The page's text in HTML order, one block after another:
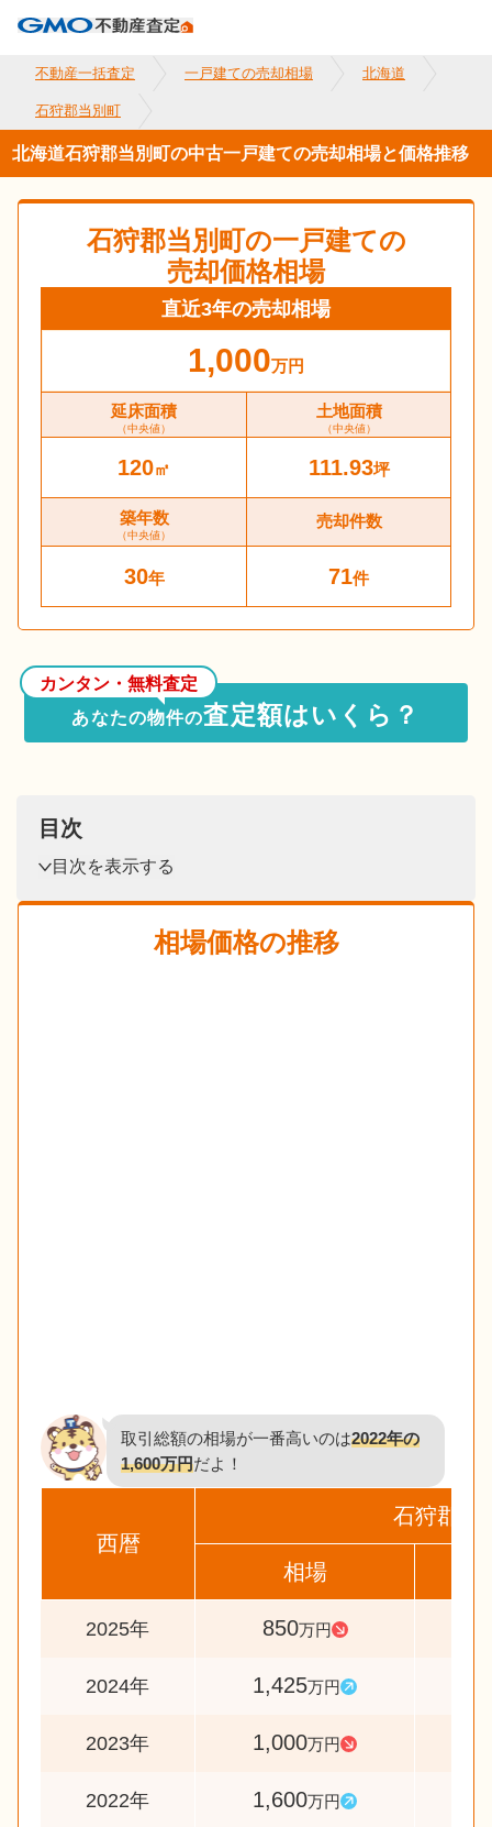
不動産一括査定 一戸建ての売却相場 北海道
石狩郡当別町
北海道石狩郡当別町の中古一戸建ての売却相場と価格推移
石狩郡当別町の一戸建ての
売却価格相場
直近3年の売却相場
1,000万円
延床面積
（中央値）
土地面積
（中央値）
120㎡ 111.93坪
築年数
（中央値）
売却件数
30年 71件
カンタン・無料査定
あなたの物件の査定額はいくら？
目次
目次を表示する
相場価格の推移
取引総額の相場が一番高いのは2022年の
1,600万円だよ！
西暦
石狩郡当
相場
2025年 850万円
2024年 1,425万円
2023年 1,000万円
2022年 1,600万円